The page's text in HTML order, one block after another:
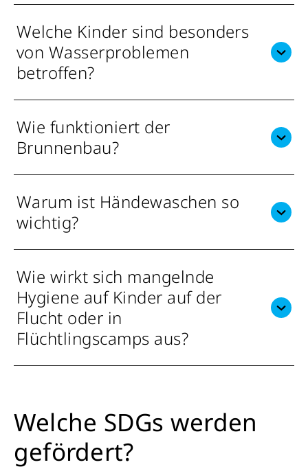
Welche Kinder sind besonders
von Wasserproblemen
betroffen?
Wie funktioniert der
Brunnenbau?
Warum ist Händewaschen so
wichtig?
Wie wirkt sich mangelnde
Hygiene auf Kinder auf der
Flucht oder in
Flüchtlingscamps aus?
Welche SDGs werden
gefördert?